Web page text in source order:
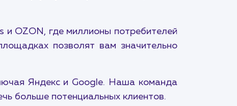
OZON, где миллионы потребителей
позволят вам значительно
Яндекс и Google. Наша команда
больше потенциальных клиентов.